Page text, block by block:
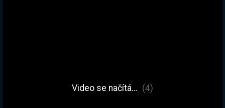
Video se načítá… (4)